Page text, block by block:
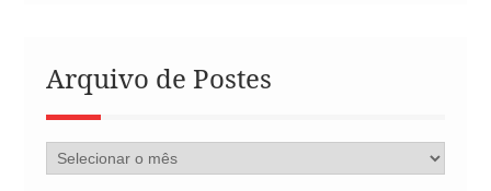
Arquivo de Postes
Arquivo
de